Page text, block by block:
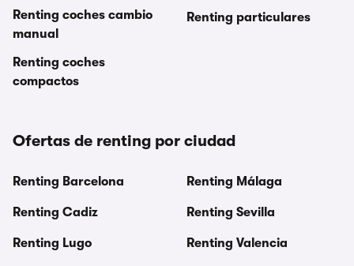
Renting coches cambio
manual
Renting coches
compactos
Renting particulares
Ofertas de renting por ciudad
Renting Barcelona
Renting Cadiz
Renting Lugo
Renting Málaga
Renting Sevilla
Renting Valencia